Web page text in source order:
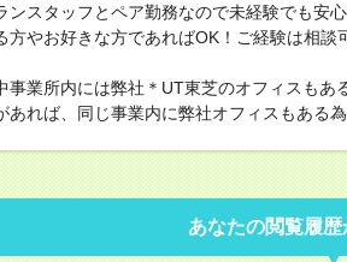
ンスタッフとペア勤務なので未経験でも安
方やお好きな方であればOK！ご経験は相談
事業所内には弊社＊UT東芝のオフィスも
あれば、同じ事業内に弊社オフィスもある
あなたの閲覧履